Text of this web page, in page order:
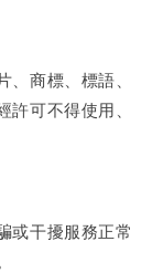
商標、標語、
可不得使用、
或干擾服務正常